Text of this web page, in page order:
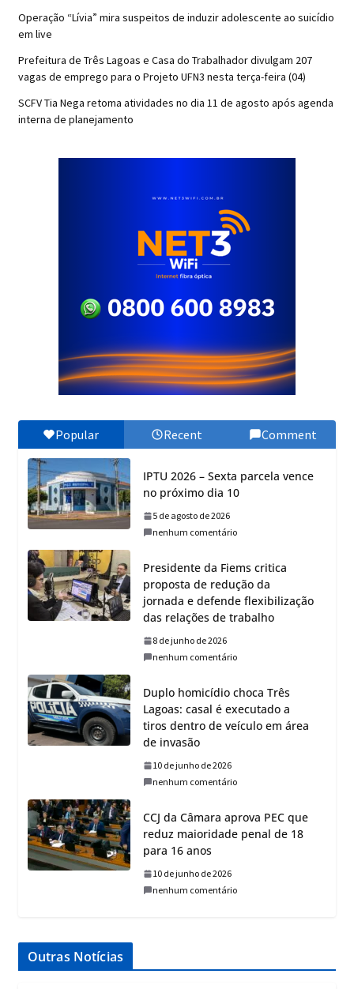
Operação “Lívia” mira suspeitos de induzir adolescente ao suicídio
em live
Prefeitura de Três Lagoas e Casa do Trabalhador divulgam 207
vagas de emprego para o Projeto UFN3 nesta terça-feira (04)
SCFV Tia Nega retoma atividades no dia 11 de agosto após agenda
interna de planejamento
Popular Recent Comment
IPTU 2026 – Sexta parcela vence
no próximo dia 10
5 de agosto de 2026
nenhum comentário
Presidente da Fiems critica
proposta de redução da
jornada e defende flexibilização
das relações de trabalho
8 de junho de 2026
nenhum comentário
Duplo homicídio choca Três
Lagoas: casal é executado a
tiros dentro de veículo em área
de invasão
10 de junho de 2026
nenhum comentário
CCJ da Câmara aprova PEC que
reduz maioridade penal de 18
para 16 anos
10 de junho de 2026
nenhum comentário
Outras Notícias